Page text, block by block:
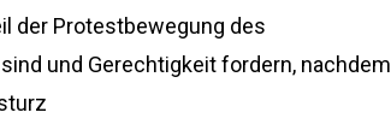
der Protestbewegung des
und Gerechtigkeit fordern, nachdem